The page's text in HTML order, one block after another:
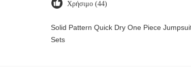
Χρήσιμο (44)
Solid Pattern Quick Dry One Piece
Sets